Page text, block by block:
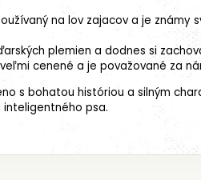
na lov zajacov a je známy
plemien a dodnes si
cenené a je považované za
s bohatou históriou a silným
psa.